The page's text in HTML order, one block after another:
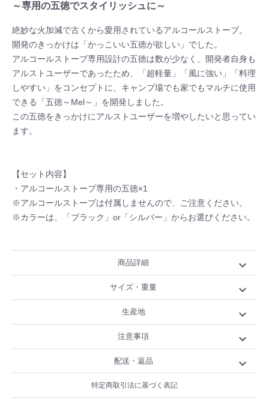
～専用の五徳でスタイリッシュに～
絶妙な火加減で古くから愛用されているアルコールストーブ。
開発のきっかけは「かっこいい五徳が欲しい」でした。
アルコールストーブ専用設計の五徳は数が少なく、開発者自身も
アルストユーザーであったため、「超軽量」「風に強い」「料理
しやすい」をコンセプトに、キャンプ場でも家でもマルチに使用
できる「五徳～Mel～」を開発しました。
この五徳をきっかけにアルストユーザーを増やしたいと思ってい
ます。
【セット内容】
・アルコールストーブ専用の五徳×1
※アルコールストーブは付属しませんので、ご注意ください。
※カラーは、「ブラック」or「シルバー」からお選びください。
商品詳細 expand_more
サイズ・重量 expand_more
生産地 expand_more
注意事項 expand_more
配送・返品 expand_more
特定商取引法に基づく表記